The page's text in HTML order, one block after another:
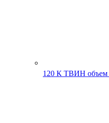
120 К ТВИН